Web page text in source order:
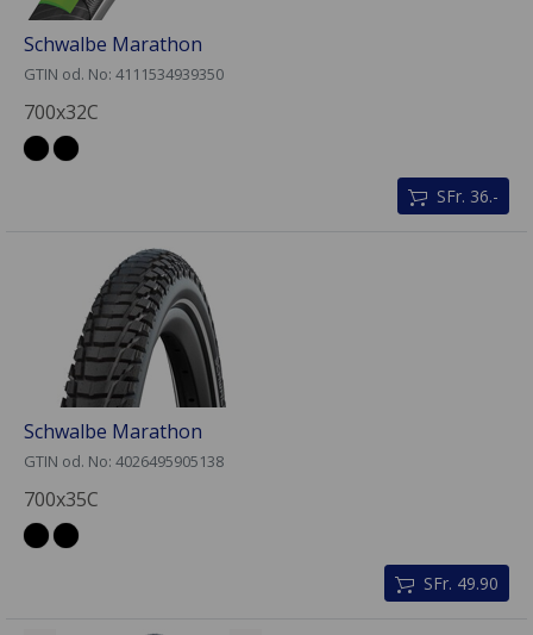
Schwalbe Marathon
GTIN od. No: 4111534939350
700x32C
SFr. 36.-
Schwalbe Marathon
GTIN od. No: 4026495905138
700x35C
SFr. 49.90